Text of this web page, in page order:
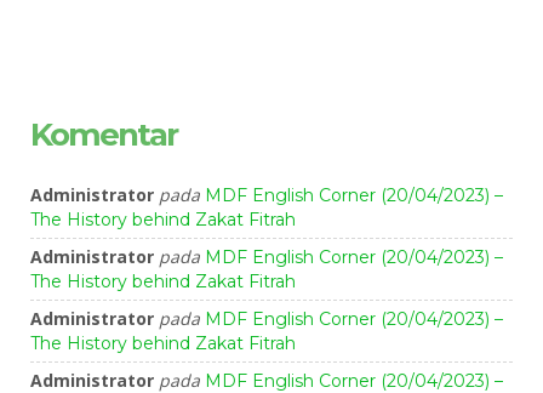
Komentar
Administrator pada MDF English Corner (20/04/2023) –
The History behind Zakat Fitrah
Administrator pada MDF English Corner (20/04/2023) –
The History behind Zakat Fitrah
Administrator pada MDF English Corner (20/04/2023) –
The History behind Zakat Fitrah
Administrator pada MDF English Corner (20/04/2023) –